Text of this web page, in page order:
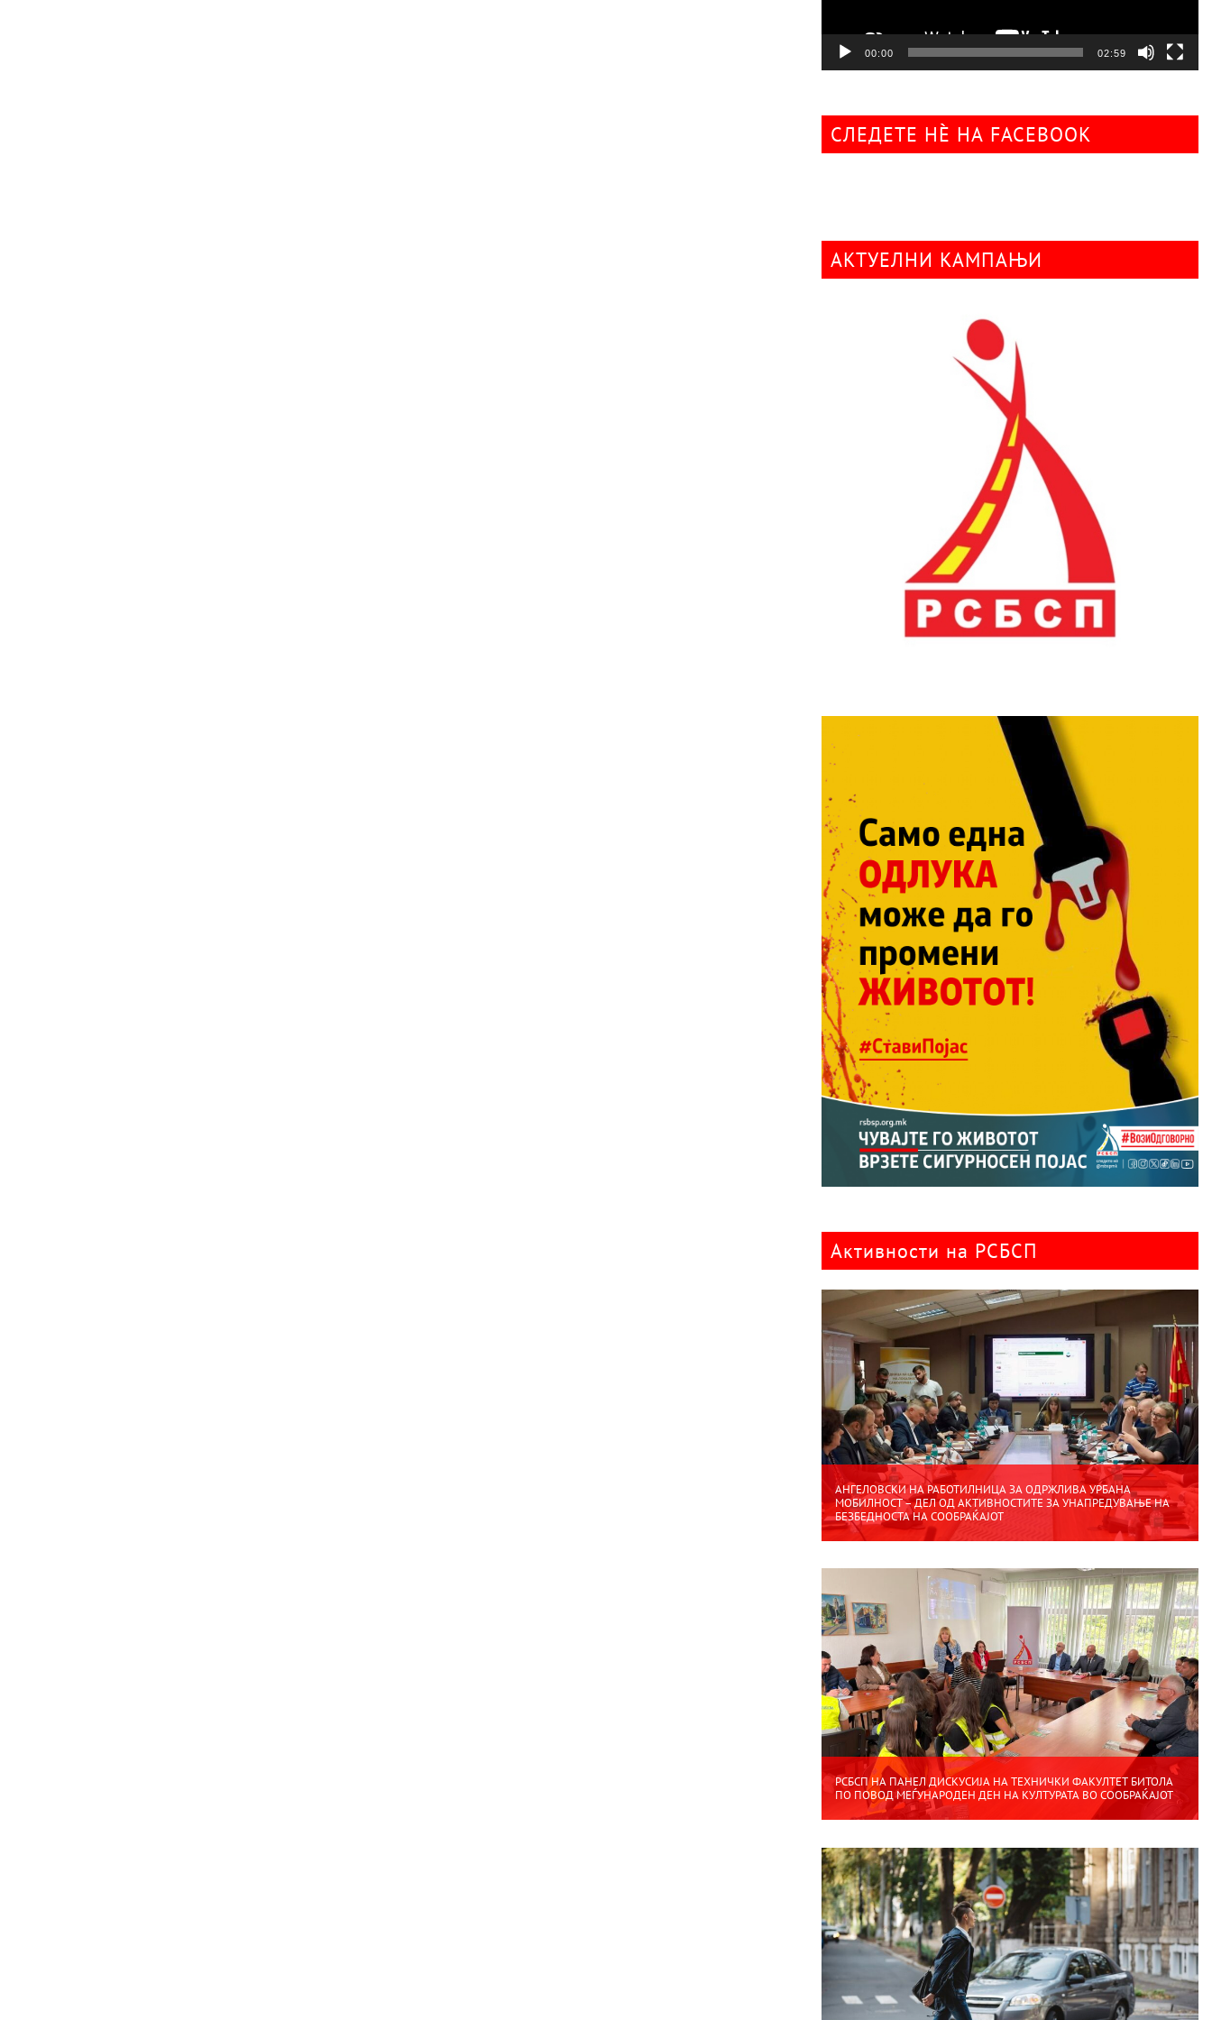
00:00 02:59
СЛЕДЕТЕ НÈ НА FACEBOOK
АКТУЕЛНИ КАМПАЊИ
Активности на РСБСП
АНГЕЛОВСКИ НА РАБОТИЛНИЦА ЗА ОДРЖЛИВА УРБАНА
МОБИЛНОСТ – ДЕЛ ОД АКТИВНОСТИТЕ ЗА УНАПРЕДУВАЊЕ НА
БЕЗБЕДНОСТА НА СООБРАЌАЈОТ
РСБСП НА ПАНЕЛ ДИСКУСИЈА НА ТЕХНИЧКИ ФАКУЛТЕТ БИТОЛА
ПО ПОВОД МЕЃУНАРОДЕН ДЕН НА КУЛТУРАТА ВО СООБРАЌАЈОТ